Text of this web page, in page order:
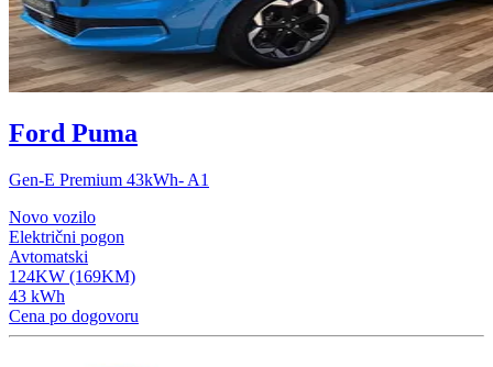
Ford Puma
Gen-E Premium 43kWh- A1
Novo vozilo
Električni pogon
Avtomatski
124KW (169KM)
43 kWh
Cena po dogovoru